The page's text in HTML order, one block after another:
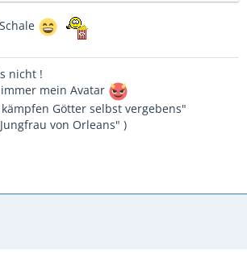
nicht !
mein Avatar
Götter selbst vergebens"
von Orleans" )